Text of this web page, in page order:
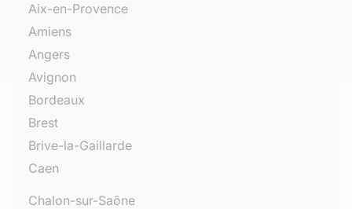
Aix-en-Provence
Amiens
Angers
Avignon
Bordeaux
Brest
Brive-la-Gaillarde
Caen
Chalon-sur-Saône